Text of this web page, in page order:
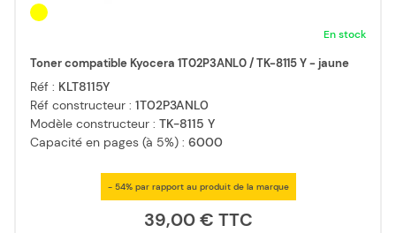
En stock
Toner compatible Kyocera 1T02P3ANL0 / TK-8115 Y - jaune
Réf : KLT8115Y
Réf constructeur : 1T02P3ANL0
Modèle constructeur : TK-8115 Y
Capacité en pages (à 5%) : 6000
- 54% par rapport au produit de la marque
39,00 €